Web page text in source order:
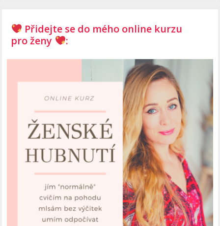
Přidejte se do mého online kurzu
pro ženy
: